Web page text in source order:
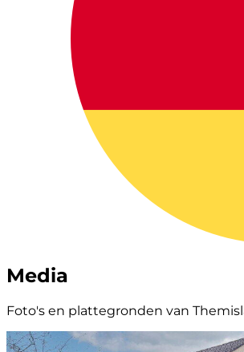
Media
Foto's en plattegronden van